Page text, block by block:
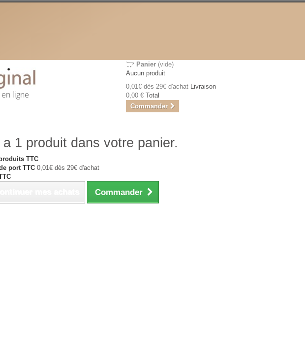
ligne
Panier (vide)
Aucun produit
0,01€ dès 29€ d'achat Livraison
0,00 € Total
Commander
a 1 produit dans votre panier.
TTC
port TTC 0,01€ dès 29€ d'achat
Commander